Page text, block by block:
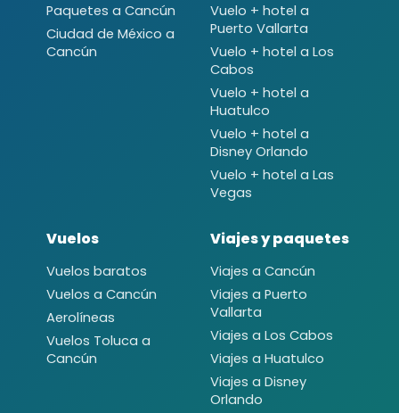
Paquetes a Cancún
Ciudad de México a
Cancún
Vuelo + hotel a
Puerto Vallarta
Vuelo + hotel a Los
Cabos
Vuelo + hotel a
Huatulco
Vuelo + hotel a
Disney Orlando
Vuelo + hotel a Las
Vegas
Vuelos
Vuelos baratos
Vuelos a Cancún
Aerolíneas
Vuelos Toluca a
Cancún
Viajes y paquetes
Viajes a Cancún
Viajes a Puerto
Vallarta
Viajes a Los Cabos
Viajes a Huatulco
Viajes a Disney
Orlando